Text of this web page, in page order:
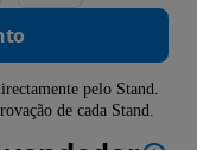
pelo Stand.
de cada Stand.